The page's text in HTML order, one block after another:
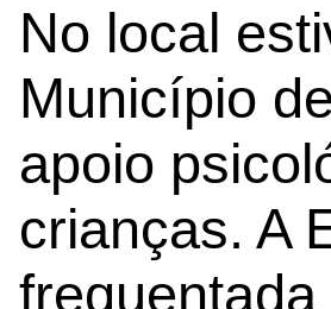
No local
Município
apoio
crianças. A